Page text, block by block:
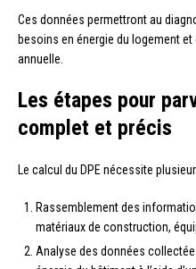
Ces données permettront au
besoins en énergie du logement
annuelle.
Les étapes pour
complet et précis
Le calcul du DPE nécessite
Rassemblement des
matériaux de construction,
Analyse des données